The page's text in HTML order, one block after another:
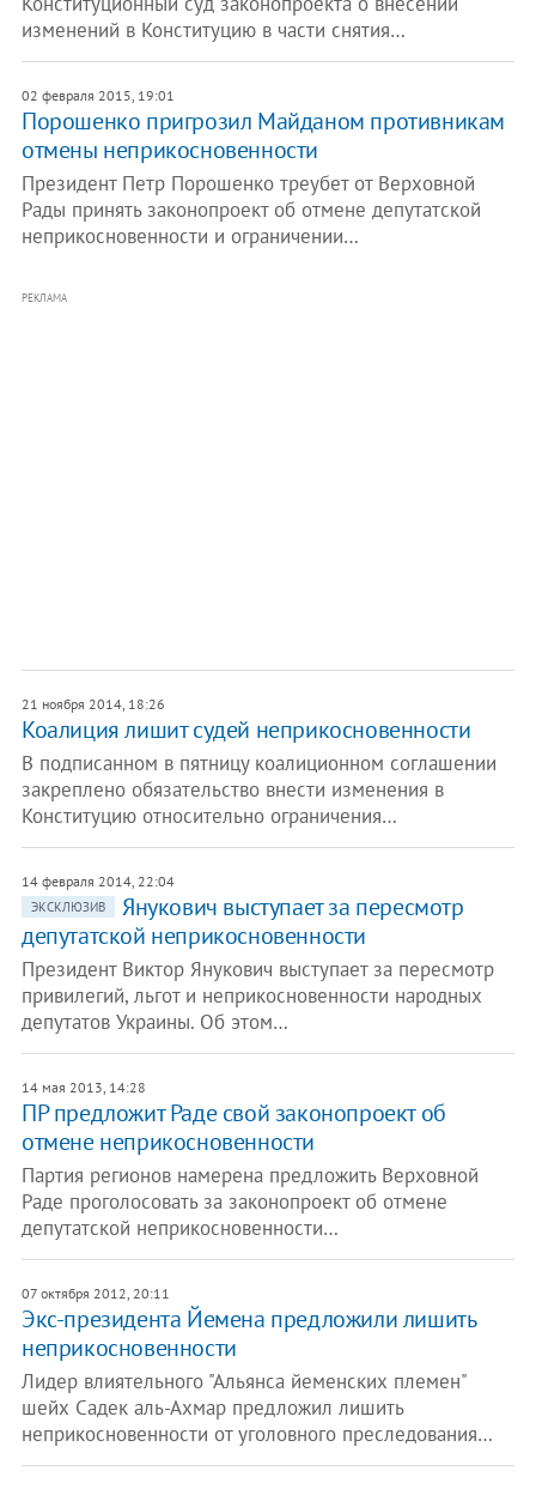
изменений в Конституцию в части снятия…
02 февраля 2015, 19:01
Порошенко пригрозил Майданом противникам
отмены неприкосновенности
Президент Петр Порошенко треубет от Верховной
Рады принять законопроект об отмене депутатской
неприкосновенности и ограничении…
РЕКЛАМА
21 ноября 2014, 18:26
Коалиция лишит судей неприкосновенности
В подписанном в пятницу коалиционном соглашении
закреплено обязательство внести изменения в
Конституцию относительно ограничения…
14 февраля 2014, 22:04
ЭКСКЛЮЗИВ
Янукович выступает за пересмотр
депутатской неприкосновенности
Президент Виктор Янукович выступает за пересмотр
привилегий, льгот и неприкосновенности народных
депутатов Украины. Об этом…
14 мая 2013, 14:28
ПР предложит Раде свой законопроект об
отмене неприкосновенности
Партия регионов намерена предложить Верховной
Раде проголосовать за законопроект об отмене
депутатской неприкосновенности…
07 октября 2012, 20:11
Экс-президента Йемена предложили лишить
неприкосновенности
Лидер влиятельного "Альянса йеменских племен"
шейх Садек аль-Ахмар предложил лишить
неприкосновенности от уголовного преследования…